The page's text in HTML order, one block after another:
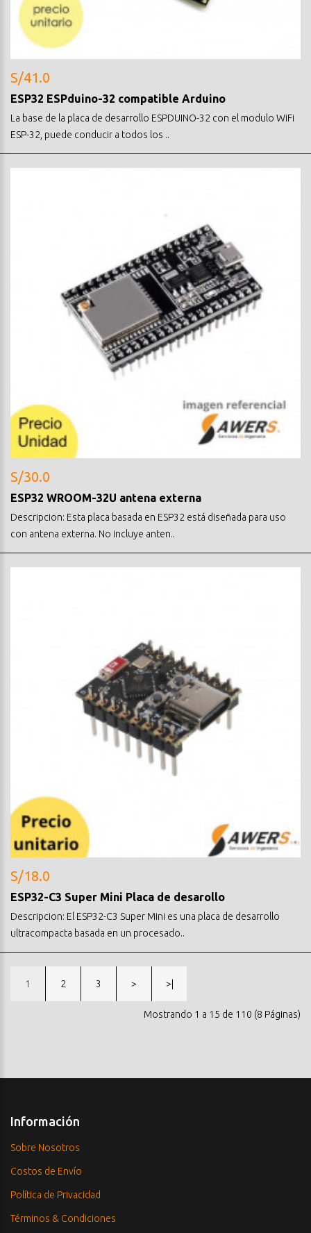
S/41.0
ESP32 ESPduino-32 compatible Arduino
La base de la placa de desarrollo ESPDUINO-32 con el modulo WiFi
ESP-32, puede conducir a todos los ..
S/30.0
ESP32 WROOM-32U antena externa
Descripcion: Esta placa basada en ESP32 está diseñada para uso
con antena externa. No incluye anten..
S/18.0
ESP32-C3 Super Mini Placa de desarollo
Descripcion: El ESP32-C3 Super Mini es una placa de desarrollo
ultracompacta basada en un procesado..
1 2 3 > >|
Mostrando 1 a 15 de 110 (8 Páginas)
Información
Sobre Nosotros
Costos de Envío
Política de Privacidad
Términos & Condiciones